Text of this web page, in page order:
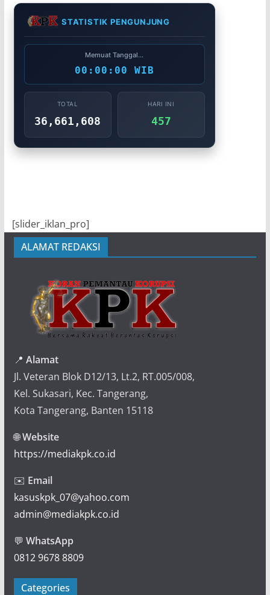
STATISTIK PENGUNJUNG
Memuat Tanggal...
00:00:00 WIB
TOTAL
36,661,608
HARI INI
457
[slider_iklan_pro]
ALAMAT REDAKSI
📍 Alamat
Jl. Veteran Blok D12/13, Lt.2, RT.005/008,
Kel. Sukasari, Kec. Tangerang,
Kota Tangerang, Banten 15118
🌐Website
https://mediakpk.co.id
✉️ Email
kasuskpk_07@yahoo.com
admin@mediakpk.co.id
💬 WhatsApp
0812 9678 8809
Categories